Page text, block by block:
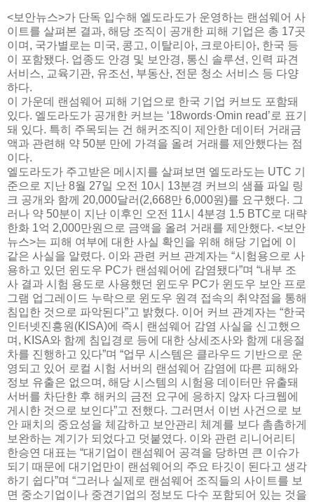
<보안뉴스>가 단독 입수해 엘도라도가 운영하는 랜섬웨어 사
이트를 살펴본 결과, 해당 조직이 공개한 피해 기업은 총 17곳
이며, 국가별로는 미국, 콩고, 이탈리아, 크로아티아, 한국 등
이 포함됐다. 업종도 안경 및 보안경, 통신 솔루션, 인력 파견
서비스, 교육기관, 유조선, 부동산, 전문 청소 서비스 등 다양
하다.
이 가운데 랜섬웨어 피해 기업으로 한국 기업 커브도 포함돼
있다. 엘도라도가 공개한 커브는 ‘18words·Omin read’로 표기
돼 있다. 특히 주목되는 건 해커조직이 제안한 데이터 거래금
액과 관련해 약 50분 만에 가격을 올려 거래를 제안했다는 점
이다.
엘도라도가 주고받은 메시지를 살펴보면 엘도라도는 UTC 기
준으로 지난 8월 27일 오전 10시 13분경 커브의 샘플 파일 링
크 공개와 함께 20,000달러(2,668만 6,000원)를 요구했다. 그
러나 약 50분이 지난 이후인 오전 11시 4분경 1.5 BTC로 대략
한화 1억 2,000만원으로 금액을 올려 거래를 제안했다. <보안
뉴스>는 피해 여부에 대한 사실 확인을 위해 해당 기업에 이
같은 사실을 알렸다. 이와 관련 커브 관계자는 “시험용으로 사
용하고 있던 윈도우 PC가 랜섬웨어에 감염됐다”며 “내부 조
사 결과 시험 용도로 사용했던 윈도우 PC가 윈도우 보안 프로
그램 업그레이드 누락으로 윈도우 원격 접속의 취약점을 통해
침입한 것으로 파악된다”고 밝혔다. 이어 커브 관계자는 “한국
인터넷진흥원(KISA)에 즉시 랜섬웨어 감염 사실을 신고했으
며, KISA와 함께 침입경로 등에 대한 상세조사와 함께 대응절
차를 진행하고 있다”며 “업무 시스템은 클라우드 기반으로 운
영되고 있어 로컬 시험 서버의 랜섬웨어 감염에 따른 피해와
정보 유출은 없으며, 해당 시스템의 시험용 데이터만 유출돼
서버를 차단한 후 해커의 금전 요구에 응하지 않자 다크웹에
게시한 것으로 보인다”고 전했다. 그러면서 이번 사건으로 보
안 패치의 중요성을 체감하고 보안관리 체계를 보다 촘촘하게
보완하는 계기가 되었다고 덧붙였다. 이와 관련 리니어리티
한승연 대표는 “대기업이 랜섬웨어 공격을 당하면 큰 이슈가
되기 때문에 대기업만이 랜섬웨어의 주요 타깃이 된다고 생각
하기 쉽다”며 “그러나 실제로 랜섬웨어 조직들의 사이트를 보
면 중소기업이나 중견기업의 정보도 다수 포함되어 있는 것을